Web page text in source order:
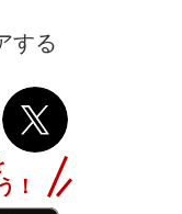
する
！